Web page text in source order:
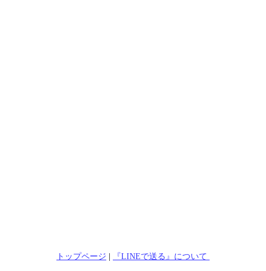
トップページ | 『LINEで送る』について